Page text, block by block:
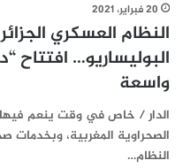
20 فبراير، 2021
النظام العسكري
البوليساريو… افتتاح
واسعة
الدار / خاص في وقت ينعم فيها
الصحراوية المغربية،
النظام…